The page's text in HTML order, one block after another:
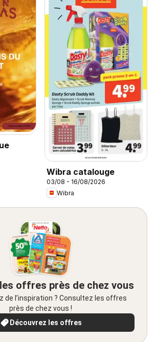
Wibra catalouge
03/08 - 16/08/2026
Wibra
offres près de chez vous
de l’inspiration ? Consultez les offres
près de chez vous !
Découvrez les offres